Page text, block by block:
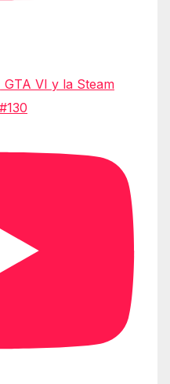
GTA VI y la Steam